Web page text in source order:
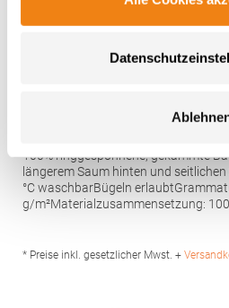
AQ020 Asquith & Fox Damen
100% ringgesponnene, gekämmte Baumwolle
längerem Saum hinten und
°C waschbarBügeln
g/m²Materialzusammensetzung:
Naas Road Bus. Park Naas Road
* Preise inkl. gesetzlicher Mwst. +